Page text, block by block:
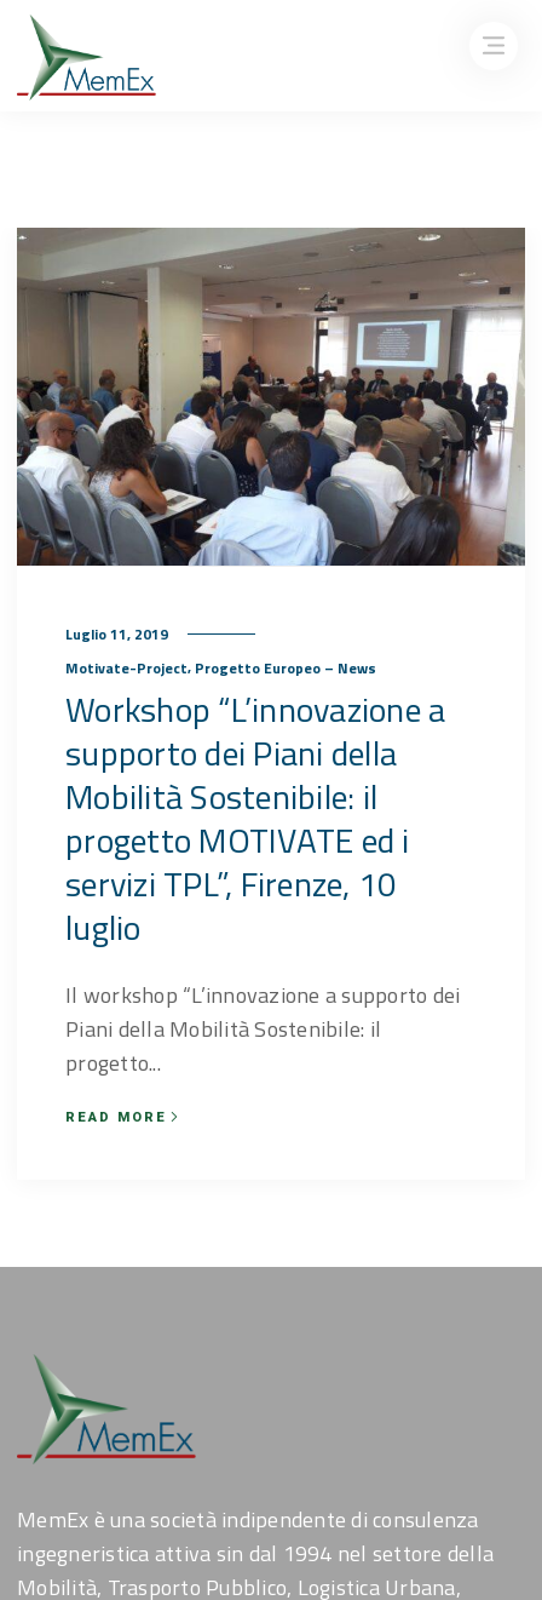
Luglio 11, 2019
Motivate-Project, Progetto Europeo – News
Workshop “L’innovazione a
supporto dei Piani della
Mobilità Sostenibile: il
progetto MOTIVATE ed i
servizi TPL”, Firenze, 10
luglio
Il workshop “L’innovazione a supporto dei
Piani della Mobilità Sostenibile: il
progetto...
READ MORE
MemEx è una società indipendente di consulenza
ingegneristica attiva sin dal 1994 nel settore della
Mobilità, Trasporto Pubblico, Logistica Urbana,